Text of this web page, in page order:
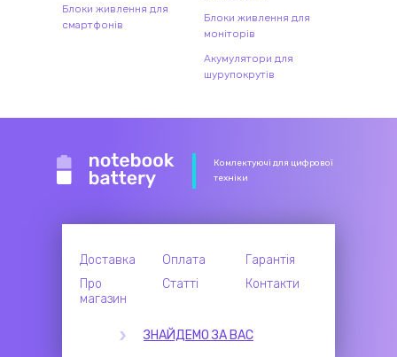
Блоки живлення для
смартфонів
Блоки живлення для
моніторів
Акумулятори для
шурупокрутів
Комлектуючі для цифрової
техніки
Доставка Оплата
Гарантія
Про
магазин
Статті Контакти
ЗНАЙДЕМО ЗА ВАС